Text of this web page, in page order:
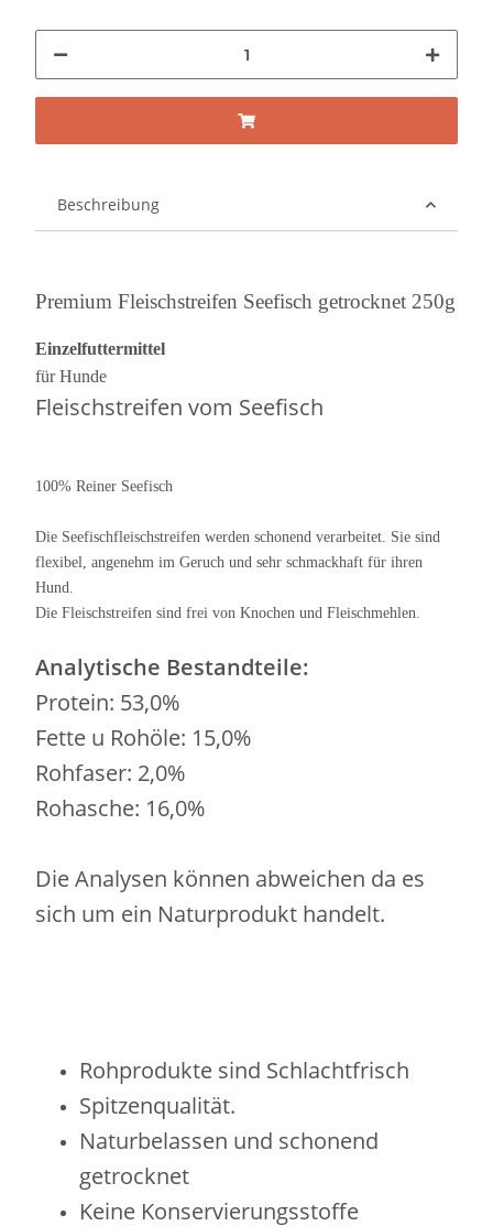
Beschreibung
Premium Fleischstreifen Seefisch getrocknet 250g
Einzelfuttermittel
für Hunde
Fleischstreifen vom Seefisch
100% Reiner Seefisch
Die Seefischfleischstreifen werden schonend verarbeitet. Sie sind
flexibel, angenehm im Geruch und sehr schmackhaft für ihren
Hund.
Die Fleischstreifen sind frei von Knochen und Fleischmehlen.
Analytische Bestandteile:
Protein: 53,0%
Fette u Rohöle: 15,0%
Rohfaser: 2,0%
Rohasche: 16,0%
Die Analysen können abweichen da es
sich um ein Naturprodukt handelt.
Rohprodukte sind Schlachtfrisch
Spitzenqualität.
Naturbelassen und schonend
getrocknet
Keine Konservierungsstoffe